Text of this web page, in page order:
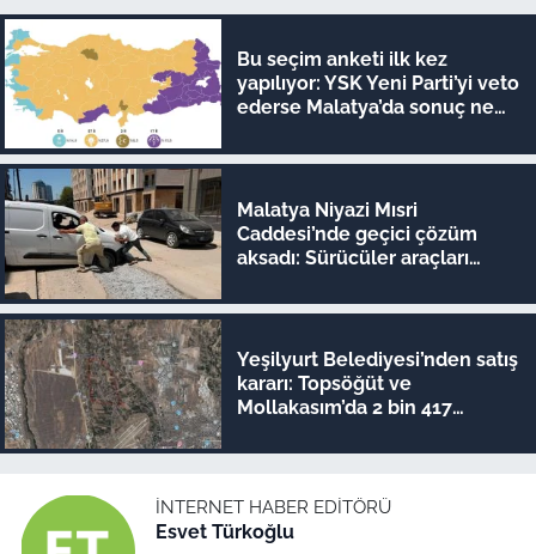
Bu seçim anketi ilk kez
yapılıyor: YSK Yeni Parti’yi veto
ederse Malatya’da sonuç ne
Malatya Niyazi Mısri
Caddesi’nde geçici çözüm
aksadı: Sürücüler araçları
Yeşilyurt Belediyesi’nden satış
kararı: Topsöğüt ve
Mollakasım’da 2 bin 417
İNTERNET HABER EDITÖRÜ
Esvet Türkoğlu